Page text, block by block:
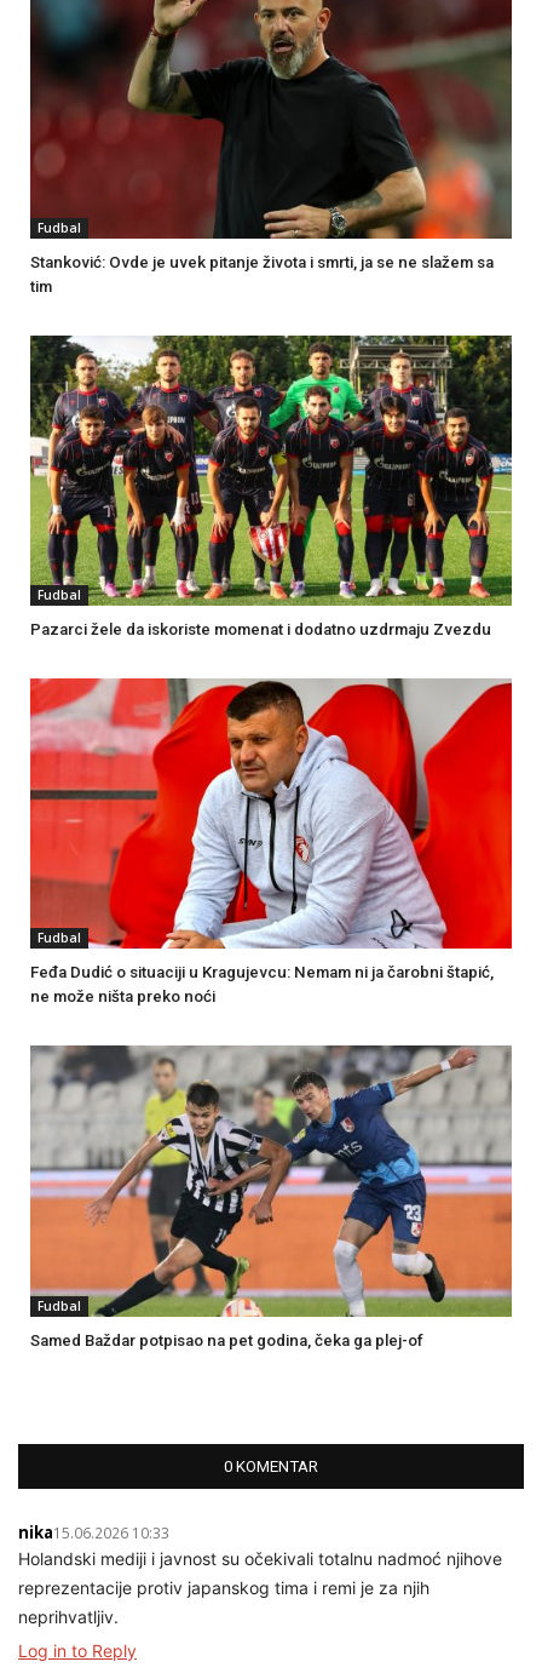
Fudbal
Stanković: Ovde je uvek pitanje života i smrti, ja se ne slažem sa
tim
Fudbal
Pazarci žele da iskoriste momenat i dodatno uzdrmaju Zvezdu
Fudbal
Feđa Dudić o situaciji u Kragujevcu: Nemam ni ja čarobni štapić,
ne može ništa preko noći
Fudbal
Samed Baždar potpisao na pet godina, čeka ga plej-of
0 KOMENTAR
nika15.06.2026 10:33
Holandski mediji i javnost su očekivali totalnu nadmoć njihove
reprezentacije protiv japanskog tima i remi je za njih
neprihvatljiv.
Log in to Reply